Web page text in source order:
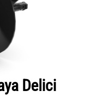
Delici